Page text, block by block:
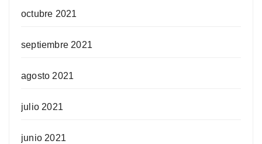
octubre 2021
septiembre 2021
agosto 2021
julio 2021
junio 2021